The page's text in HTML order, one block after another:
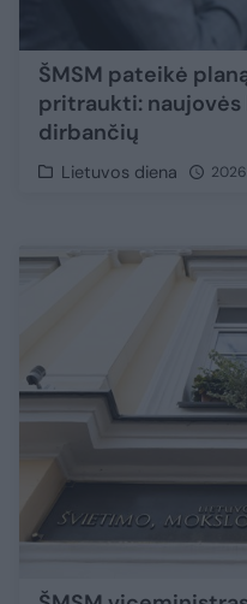
ŠMSM pateikė
pritraukti: naujovės
dirbančių
Lietuvos diena